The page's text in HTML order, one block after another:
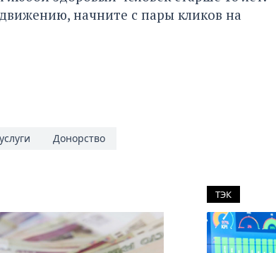
начните с пары кликов на
Донорство
ТЭК